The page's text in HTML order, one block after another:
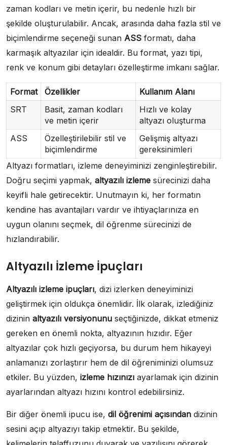
zaman kodları ve metin içerir, bu nedenle hızlı bir
şekilde oluşturulabilir. Ancak, arasında daha fazla stil ve
biçimlendirme seçeneği sunan ASS formatı, daha
karmaşık altyazılar için idealdir. Bu format, yazı tipi,
renk ve konum gibi detayları özelleştirme imkanı sağlar.
Format Özellikler
Kullanım Alanı
SRT
Basit, zaman kodları
ve metin içerir
Hızlı ve kolay
altyazı oluşturma
ASS
Özelleştirilebilir stil ve
biçimlendirme
Gelişmiş altyazı
gereksinimleri
Altyazı formatları, izleme deneyiminizi zenginleştirebilir.
Doğru seçimi yapmak, altyazılı izleme sürecinizi daha
keyifli hale getirecektir. Unutmayın ki, her formatın
kendine has avantajları vardır ve ihtiyaçlarınıza en
uygun olanını seçmek, dil öğrenme sürecinizi de
hızlandırabilir.
Altyazılı İzleme İpuçları
Altyazılı izleme ipuçları, dizi izlerken deneyiminizi
geliştirmek için oldukça önemlidir. İlk olarak, izlediğiniz
dizinin altyazılı versiyonunu seçtiğinizde, dikkat etmeniz
gereken en önemli nokta, altyazının hızıdır. Eğer
altyazılar çok hızlı geçiyorsa, bu durum hem hikayeyi
anlamanızı zorlaştırır hem de dil öğreniminizi olumsuz
etkiler. Bu yüzden, izleme hızınızı ayarlamak için dizinin
ayarlarından altyazı hızını kontrol edebilirsiniz.
Bir diğer önemli ipucu ise, dil öğrenimi açısından dizinin
sesini açıp altyazıyı takip etmektir. Bu şekilde,